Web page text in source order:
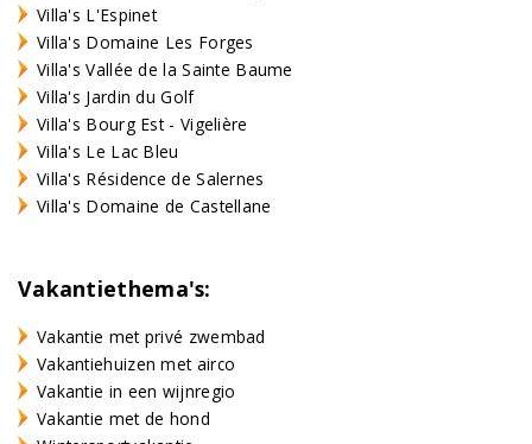
Villa's L'Espinet
Villa's Domaine Les Forges
Villa's Vallée de la Sainte Baume
Villa's Jardin du Golf
Villa's Bourg Est - Vigelière
Villa's Le Lac Bleu
Villa's Résidence de Salernes
Villa's Domaine de Castellane
Vakantiethema's:
Vakantie met privé zwembad
Vakantiehuizen met airco
Vakantie in een wijnregio
Vakantie met de hond